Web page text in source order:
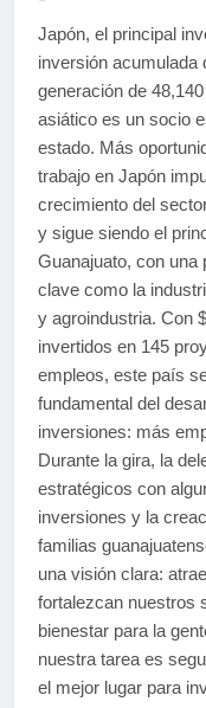
Japón, el principal
inversión acumulada
generación de
asiático es un socio
estado. Más
trabajo en Japón
crecimiento del
y sigue siendo el
Guanajuato, con una
clave como la
y agroindustria. Con
invertidos en 145
empleos, este país
fundamental del
inversiones: más
Durante la gira, la
estratégicos con
inversiones y la
familias
una visión clara:
fortalezcan nuestros
bienestar para la
nuestra tarea es
el mejor lugar para